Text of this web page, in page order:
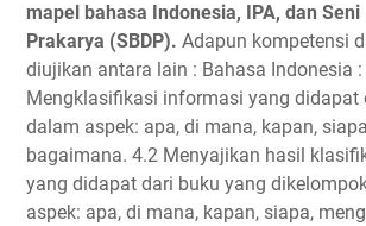
mapel bahasa Indonesia, IPA, dan Seni
Prakarya (SBDP). Adapun kompetensi
diujikan antara lain : Bahasa Indonesia :
Mengklasifikasi informasi yang didapat
dalam aspek: apa, di mana, kapan,
bagaimana. 4.2 Menyajikan hasil
yang didapat dari buku yang
aspek: apa, di mana, kapan, siapa,